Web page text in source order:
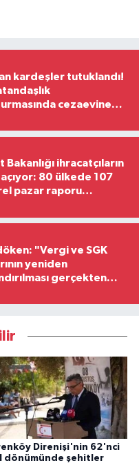
kardeşler tutuklandı!
cezaevine
Bakanlığı ihracatçıların
80 ülkede 107
pazar raporu
"Vergi ve SGK
yeniden
gerçekten
Direnişi'nin 62'nci
dönümünde şehitler